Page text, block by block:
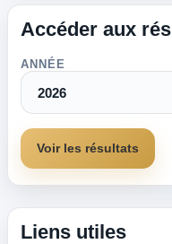
Accéder aux
ANNÉE
Voir les résultats
Liens utiles